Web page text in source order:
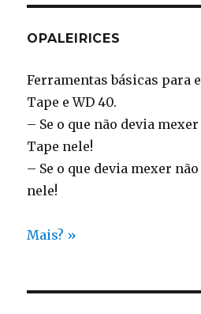
OPALEIRICES
Ferramentas básicas para
Tape e WD 40.
– Se o que não devia
Tape nele!
– Se o que devia mexer
nele!
Mais? »